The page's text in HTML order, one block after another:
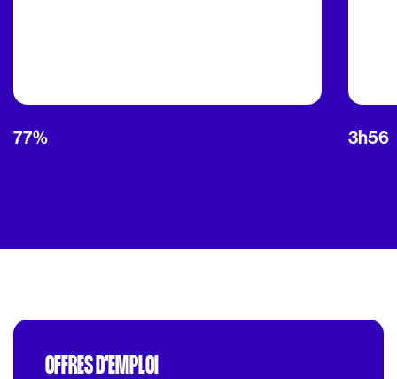
77% 3h56
OFFRES D'EMPLOI